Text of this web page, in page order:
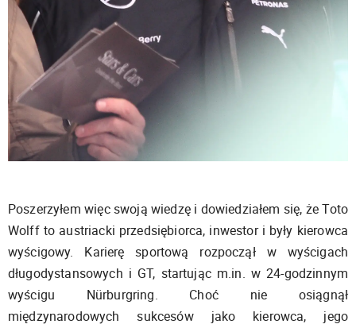
Poszerzyłem więc swoją wiedzę i dowiedziałem się, że Toto
Wolff to austriacki przedsiębiorca, inwestor i były kierowca
wyścigowy. Karierę sportową rozpoczął w wyścigach
długodystansowych i GT, startując m.in. w 24-godzinnym
wyścigu Nürburgring. Choć nie osiągnął
międzynarodowych sukcesów jako kierowca, jego